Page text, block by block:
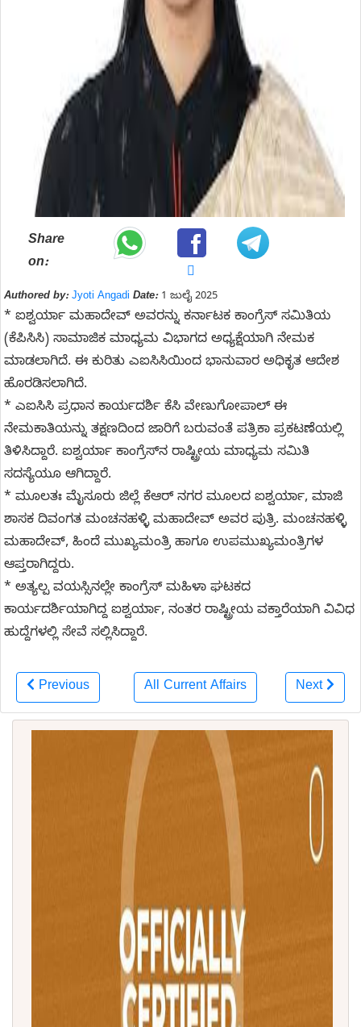
Share
on:
Authored by: Jyoti Angadi Date:1 ಜುಲೈ 2025
* ಐಶ್ವರ್ಯಾ ಮಹಾದೇವ್ ಅವರನ್ನು ಕರ್ನಾಟಕ ಕಾಂಗ್ರೆಸ್‌ ಸಮಿತಿಯ
(ಕೆಪಿಸಿಸಿ) ಸಾಮಾಜಿಕ ಮಾಧ್ಯಮ ವಿಭಾಗದ ಅಧ್ಯಕ್ಷೆಯಾಗಿ ನೇಮಕ
ಮಾಡಲಾಗಿದೆ. ಈ ಕುರಿತು ಎಐಸಿಸಿಯಿಂದ ಭಾನುವಾರ ಅಧಿಕೃತ ಆದೇಶ
ಹೊರಡಿಸಲಾಗಿದೆ.
* ಎಐಸಿಸಿ ಪ್ರಧಾನ ಕಾರ್ಯದರ್ಶಿ ಕೆಸಿ ವೇಣುಗೋಪಾಲ್ ಈ
ನೇಮಕಾತಿಯನ್ನು ತಕ್ಷಣದಿಂದ ಜಾರಿಗೆ ಬರುವಂತೆ ಪತ್ರಿಕಾ ಪ್ರಕಟಣೆಯಲ್ಲಿ
ತಿಳಿಸಿದ್ದಾರೆ. ಐಶ್ವರ್ಯಾ ಕಾಂಗ್ರೆಸ್‌ನ ರಾಷ್ಟ್ರೀಯ ಮಾಧ್ಯಮ ಸಮಿತಿ
ಸದಸ್ಯೆಯೂ ಆಗಿದ್ದಾರೆ.
* ಮೂಲತಃ ಮೈಸೂರು ಜಿಲ್ಲೆ ಕೆಆರ್ ನಗರ ಮೂಲದ ಐಶ್ವರ್ಯಾ, ಮಾಜಿ
ಶಾಸಕ ದಿವಂಗತ ಮಂಚನಹಳ್ಳಿ ಮಹಾದೇವ್ ಅವರ ಪುತ್ರಿ. ಮಂಚನಹಳ್ಳಿ
ಮಹಾದೇವ್, ಹಿಂದೆ ಮುಖ್ಯಮಂತ್ರಿ ಹಾಗೂ ಉಪಮುಖ್ಯಮಂತ್ರಿಗಳ
ಆಪ್ತರಾಗಿದ್ದರು.
* ಅತ್ಯಲ್ಪ ವಯಸ್ಸಿನಲ್ಲೇ ಕಾಂಗ್ರೆಸ್ ಮಹಿಳಾ ಘಟಕದ
ಕಾರ್ಯದರ್ಶಿಯಾಗಿದ್ದ ಐಶ್ವರ್ಯಾ, ನಂತರ ರಾಷ್ಟ್ರೀಯ ವಕ್ತಾರೆಯಾಗಿ ವಿವಿಧ
ಹುದ್ದೆಗಳಲ್ಲಿ ಸೇವೆ ಸಲ್ಲಿಸಿದ್ದಾರೆ.
Previous All Current Affairs Next